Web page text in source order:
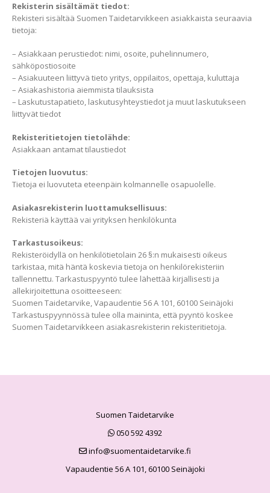
Rekisterin sisältämät tiedot:
Rekisteri sisältää Suomen Taidetarvikkeen asiakkaista seuraavia
tietoja:
– Asiakkaan perustiedot: nimi, osoite, puhelinnumero,
sähköpostiosoite
– Asiakuuteen liittyvä tieto yritys, oppilaitos, opettaja, kuluttaja
– Asiakashistoria aiemmista tilauksista
– Laskutustapatieto, laskutusyhteystiedot ja muut laskutukseen
liittyvät tiedot
Rekisteritietojen tietolähde:
Asiakkaan antamat tilaustiedot
Tietojen luovutus:
Tietoja ei luovuteta eteenpäin kolmannelle osapuolelle.
Asiakasrekisterin luottamuksellisuus:
Rekisteriä käyttää vai yrityksen henkilökunta
Tarkastusoikeus:
Rekisteröidyllä on henkilötietolain 26 §:n mukaisesti oikeus
tarkistaa, mitä häntä koskevia tietoja on henkilörekisteriin
tallennettu. Tarkastuspyyntö tulee lähettää kirjallisesti ja
allekirjoitettuna osoitteeseen:
Suomen Taidetarvike, Vapaudentie 56 A 101, 60100 Seinäjoki
Tarkastuspyynnössä tulee olla maininta, että pyyntö koskee
Suomen Taidetarvikkeen asiakasrekisterin rekisteritietoja.
Suomen Taidetarvike
050 592 4392
info@suomentaidetarvike.fi
Vapaudentie 56 A 101, 60100 Seinäjoki